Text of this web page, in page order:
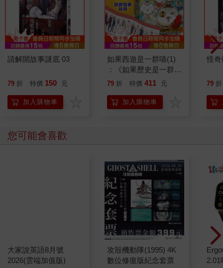
請解開故事謎底 03
79 折 特價 150 元
加入購物車
如果西遊是一群喵(1)
：《如果歷史是一群
喵》作者最新力作，附
79 折 特價 411 元
加入購物車
怪
79 折
您可能會喜歡
攻殼機動隊(1995) 4K
數位修復版紀念套票
2.01